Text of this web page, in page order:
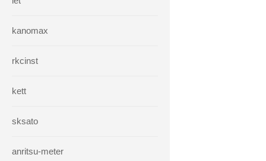
kanomax
rkcinst
kett
sksato
anritsu-meter